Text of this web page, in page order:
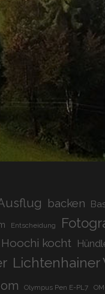
backen
Entscheidung
Hoochi kocht
Lichtenhainer
Olympus Pen E-PL7